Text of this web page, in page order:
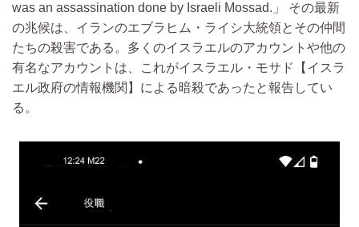
was an assassination done by Israeli Mossad.
その最新
の兆候は、イランのエブラヒム・ライシ大統領とその仲間
たちの殺害である。多くのイスラエルのアカウントや他の
有名なアカウントは、これがイスラエル・モサド【イスラ
エル政府の情報機関】による暗殺であったと報告してい
る。